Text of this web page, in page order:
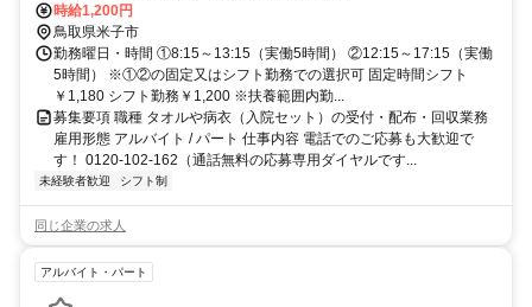
時給1,200円
鳥取県米子市
勤務曜日・時間 ①8:15～13:15（実働5時間） ②12:15～17:15（実働
5時間） ※①②の固定又はシフト勤務での選択可 固定時間シフト
￥1,180 シフト勤務￥1,200 ※扶養範囲内勤...
募集要項 職種 タオルや病衣（入院セット）の受付・配布・回収業務
雇用形態 アルバイト / パート 仕事内容 電話でのご応募も大歓迎で
す！ 0120-102-162（通話無料の応募専用ダイヤルです...
未経験者歓迎 シフト制
同じ企業の求人
アルバイト・パート